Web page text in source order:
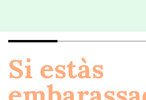
Si estàs